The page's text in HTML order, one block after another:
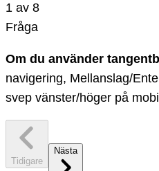
1 av 8
Fråga
Om du använder
navigering, Mellanslag/
svep vänster/höger på mobil
Tidigare
Nästa